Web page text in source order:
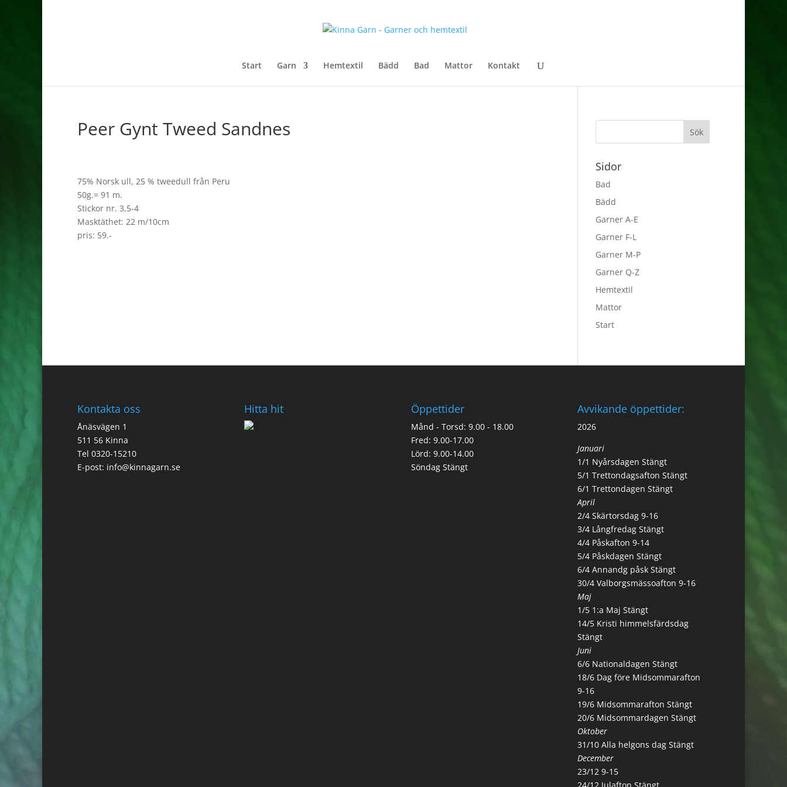
Start Garn Hemtextil Bädd Bad Mattor Kontakt
Peer Gynt Tweed Sandnes
75% Norsk ull, 25 % tweedull från Peru
50g.= 91 m.
Stickor nr. 3,5-4
Masktäthet: 22 m/10cm
pris: 59.-
Sidor
Bad
Bädd
Garner A-E
Garner F-L
Garner M-P
Garner Q-Z
Hemtextil
Mattor
Start
Kontakta oss
Ånäsvägen 1
511 56 Kinna
Tel 0320-15210
E-post: info@kinnagarn.se
Hitta hit Öppettider
Månd - Torsd: 9.00 - 18.00
Fred: 9.00-17.00
Lörd: 9.00-14.00
Söndag Stängt
Avvikande öppettider:
2026
Januari
1/1 Nyårsdagen Stängt
5/1 Trettondagsafton Stängt
6/1 Trettondagen Stängt
April
2/4 Skärtorsdag 9-16
3/4 Långfredag Stängt
4/4 Påskafton 9-14
5/4 Påskdagen Stängt
6/4 Annandg påsk Stängt
30/4 Valborgsmässoafton 9-16
Maj
1/5 1:a Maj Stängt
14/5 Kristi himmelsfärdsdag
Stängt
Juni
6/6 Nationaldagen Stängt
18/6 Dag före Midsommarafton
9-16
19/6 Midsommarafton Stängt
20/6 Midsommardagen Stängt
Oktober
31/10 Alla helgons dag Stängt
December
23/12 9-15